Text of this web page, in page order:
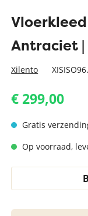
Antraciet |
Xilento
€ 299,00
Gratis
Op voorraad,